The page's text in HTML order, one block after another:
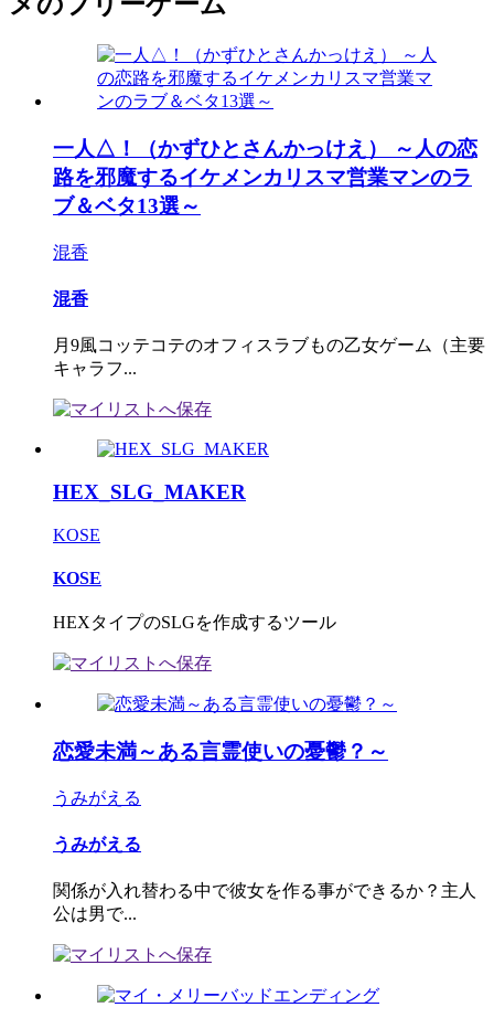
一人△！（かずひとさんかっけえ） ～人の恋
路を邪魔するイケメンカリスマ営業マンのラ
ブ＆ベタ13選～
混香
混香
月9風コッテコテのオフィスラブもの乙女ゲーム（主要
キャラフ...
HEX_SLG_MAKER
KOSE
KOSE
HEXタイプのSLGを作成するツール
恋愛未満～ある言霊使いの憂鬱？～
うみがえる
うみがえる
関係が入れ替わる中で彼女を作る事ができるか？主人
公は男で...